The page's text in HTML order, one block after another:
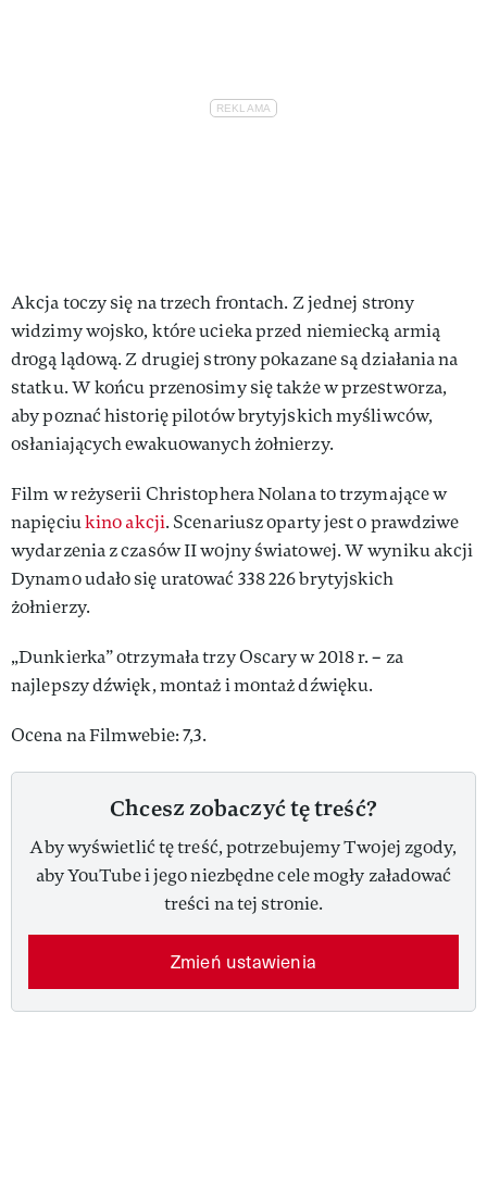
Akcja toczy się na trzech frontach. Z jednej strony
widzimy wojsko, które ucieka przed niemiecką armią
drogą lądową. Z drugiej strony pokazane są działania na
statku. W końcu przenosimy się także w przestworza,
aby poznać historię pilotów brytyjskich myśliwców,
osłaniających ewakuowanych żołnierzy.
Film w reżyserii Christophera Nolana to trzymające w
napięciukino akcji. Scenariusz oparty jest o prawdziwe
wydarzenia z czasów II wojny światowej. W wyniku akcji
Dynamo udało się uratować 338 226 brytyjskich
żołnierzy.
„Dunkierka” otrzymała trzy Oscary w 2018 r. – za
najlepszy dźwięk, montaż i montaż dźwięku.
Ocena na Filmwebie: 7,3.
Chcesz zobaczyć tę treść?
Aby wyświetlić tę treść, potrzebujemy Twojej zgody,
aby YouTube i jego niezbędne cele mogły załadować
treści na tej stronie.
Zmień ustawienia